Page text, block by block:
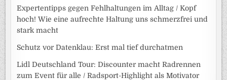
Expertentipps gegen Fehlhaltungen im Alltag / Kopf
hoch! Wie eine aufrechte Haltung uns schmerzfrei und
stark macht
Schutz vor Datenklau: Erst mal tief durchatmen
Lidl Deutschland Tour: Discounter macht Radrennen
zum Event für alle / Radsport-Highlight als Motivator